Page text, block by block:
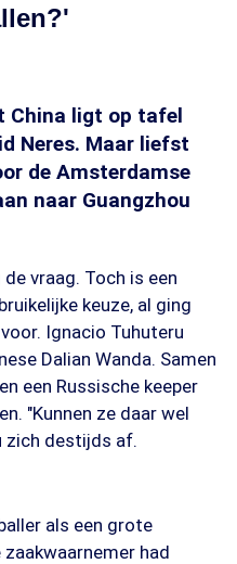
China ligt op tafel
Neres. Maar liefst
de Amsterdamse
naar Guangzhou
vraag. Toch is een
keuze, al ging
Ignacio Tuhuteru
Dalian Wanda. Samen
een Russische keeper
"Kunnen ze daar wel
zich destijds af.
als een grote
had